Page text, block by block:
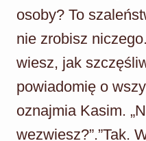
osoby? To
nie zrobisz
wiesz, jak
powiadomię o
oznajmia Kasim.
wezwiesz?”.”Tak.